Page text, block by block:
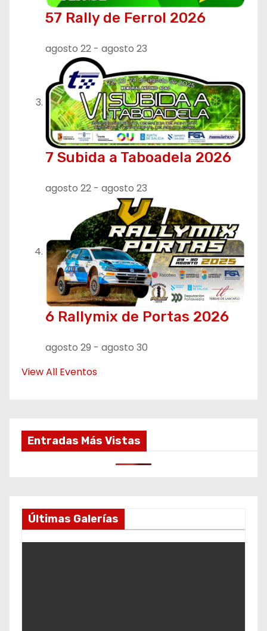
57 Rally de Ferrol 2026
agosto 22 - agosto 23
7 Subida a Taboadela 2026
agosto 22 - agosto 23
6 Rallymix de Portas 2026
agosto 29 - agosto 30
View All Eventos
Entradas Más Vistas
Últimas Galerías